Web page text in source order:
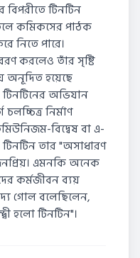
বিপরীতে টিনটিন
কমিকসের পাঠক
নিতে পারে।
করলেও তাঁর সৃষ্টি
অনূদিত হয়েছে
টিনটিনের অভিযান
নির্মাণ
বিদ্বেষ বা এ-
তার "অসাধারণ
এমনকি অনেক
কর্মজীবন ব্যয়
গোল বলেছিলেন,
হলো টিনটিন"।